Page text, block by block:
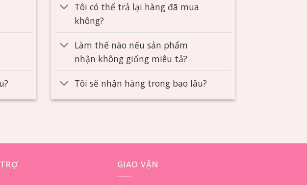
Tôi có thể trả lại hàng đã mua
không?
Làm thế nào nếu sản phẩm
nhận không giống miêu tả?
Tôi sẽ nhận hàng trong bao lâu?
GIAO VẬN